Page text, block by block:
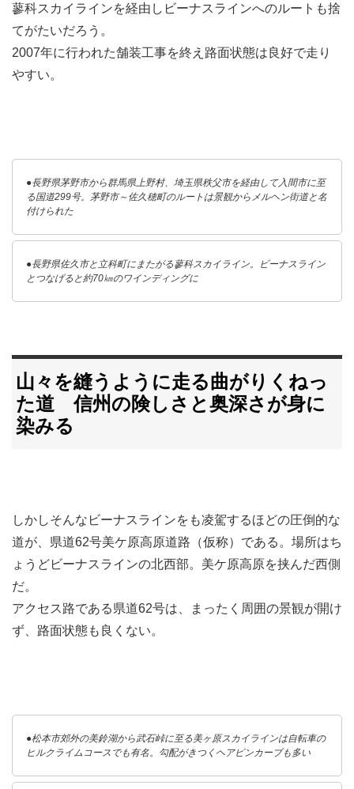
蓼科スカイラインを経由しビーナスラインへのルートも捨
てがたいだろう。
2007年に行われた舗装工事を終え路面状態は良好で走り
やすい。
●長野県茅野市から群馬県上野村、埼玉県秩父市を経由して入間市に至
る国道299号。茅野市～佐久穂町のルートは景観からメルヘン街道と名
付けられた
●長野県佐久市と立科町にまたがる蓼科スカイライン。ビーナスライン
とつなげると約70㎞のワインディングに
山々を縫うように走る曲がりくねっ
た道 信州の険しさと奥深さが身に
染みる
しかしそんなビーナスラインをも凌駕するほどの圧倒的な
道が、県道62号美ケ原高原道路（仮称）である。場所はち
ょうどビーナスラインの北西部。美ケ原高原を挟んだ西側
だ。
アクセス路である県道62号は、まったく周囲の景観が開け
ず、路面状態も良くない。
●松本市郊外の美鈴湖から武石峠に至る美ヶ原スカイラインは自転車の
ヒルクライムコースでも有名。勾配がきつくヘアピンカーブも多い